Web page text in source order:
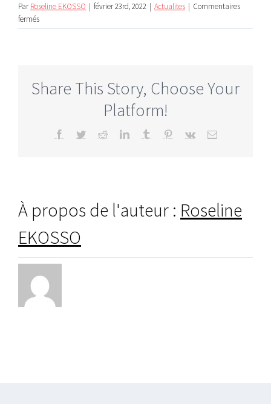
Par Roseline EKOSSO | février 23rd, 2022 | Actualites | Commentaires
ferméssur
Automatisation
production
avec
Ansible
Share This Story, Choose Your
Platform!
Facebook
TwitterRedditLinkedInTumblr Pinterest
Vk Email
À propos de l'auteur : Roseline
EKOSSO